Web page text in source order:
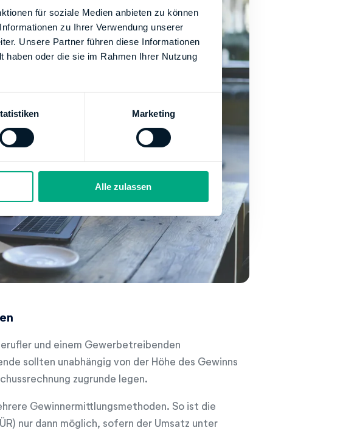
für soziale Medien anbieten zu können
zu Ihrer Verwendung unserer
Unsere Partner führen diese Informationen
haben oder die sie im Rahmen Ihrer Nutzung
Marketing
Alle zulassen
und einem Gewerbetreibenden
sollten unabhängig von der Höhe des Gewinns
zugrunde legen.
Gewinnermittlungsmethoden. So ist die
nur dann möglich, sofern der Umsatz unter